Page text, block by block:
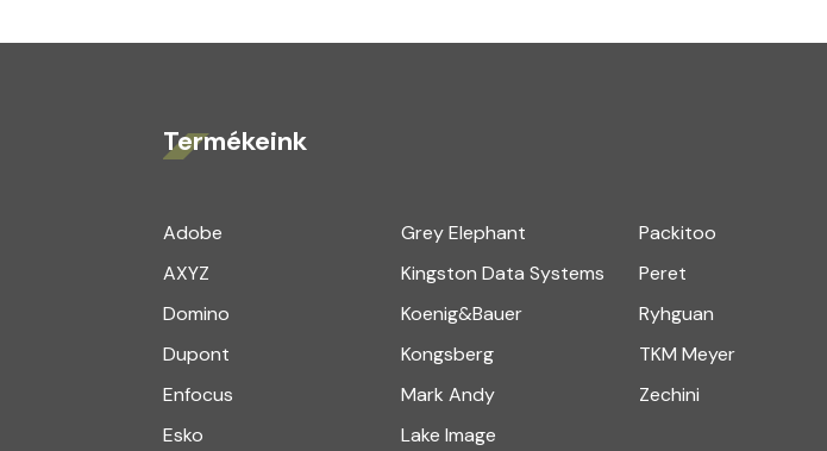
Termékeink
Adobe
AXYZ
Domino
Dupont
Enfocus
Esko
Grey Elephant
Kingston Data Systems
Koenig&Bauer
Kongsberg
Mark Andy
Lake Image
Packitoo
Peret
Ryhguan
TKM Meyer
Zechini